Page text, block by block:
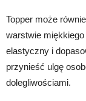
Topper może
warstwie miękkiego
elastyczny i
przynieść ulgę
dolegliwościami.